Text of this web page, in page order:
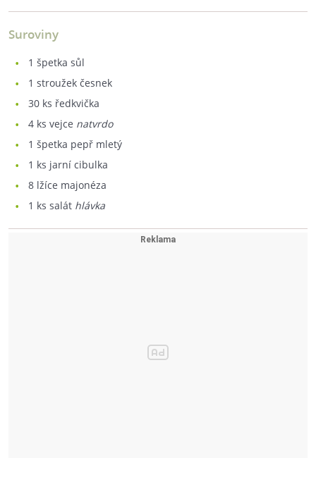
Suroviny
1 špetka sůl
1 stroužek česnek
30 ks ředkvička
4 ks vejce natvrdo
1 špetka pepř mletý
1 ks jarní cibulka
8 lžíce majonéza
1 ks salát hlávka